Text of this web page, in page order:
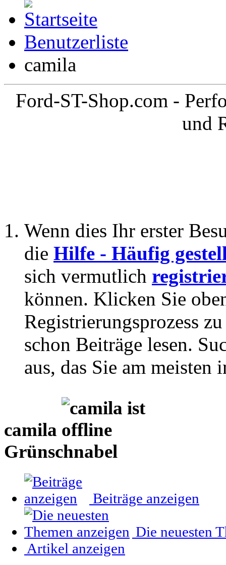
Benutzerliste
camila
Ford-ST-Shop.com -
und
Wenn dies Ihr erster
die Hilfe - Häufig
sich vermutlich
können. Klicken Sie
Registrierungsprozess
schon Beiträge lesen.
aus, das Sie am meisten
camila
Grünschnabel
Beiträge anzeigen
Die neuesten
Artikel anzeigen